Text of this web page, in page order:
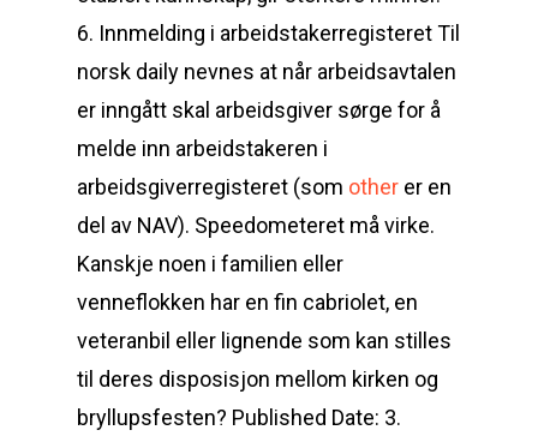
6. Innmelding i arbeidstakerregisteret Til
norsk daily nevnes at når arbeidsavtalen
er inngått skal arbeidsgiver sørge for å
melde inn arbeidstakeren i
arbeidsgiverregisteret (som other er en
del av NAV). Speedometeret må virke.
Kanskje noen i familien eller
venneflokken har en fin cabriolet, en
veteranbil eller lignende som kan stilles
til deres disposisjon mellom kirken og
bryllupsfesten? Published Date: 3.